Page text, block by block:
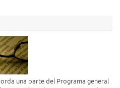
una parte del Programa general